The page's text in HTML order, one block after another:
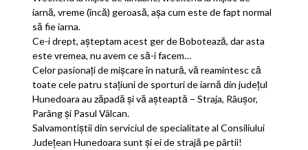
iarnă, vreme (încă) geroasă, așa cum este de fapt normal
să fie iarna.
Ce-i drept, așteptam acest ger de Bobotează, dar asta
este vremea, nu avem ce să-i facem…
Celor pasionați de mișcare în natură, vă reamintesc că
toate cele patru stațiuni de sporturi de iarnă din județul
Hunedoara au zăpadă și vă așteaptă – Straja, Râușor,
Parâng și Pasul Vâlcan.
Salvamontiștii din serviciul de specialitate al Consiliului
Județean Hunedoara sunt și ei de strajă pe pârtii!